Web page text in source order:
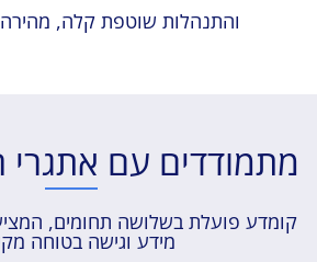
והתנהלות שוטפת קלה, מהירה
מתמודדים עם אתגרי
קומדע פועלת בשלושה תחומים,
מידע וגישה בטוחה